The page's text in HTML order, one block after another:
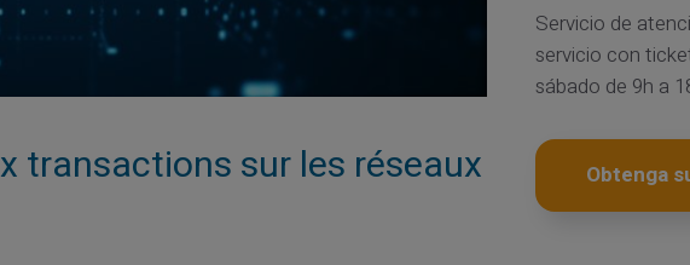
transactions sur les réseaux
Servicio de
servicio con
sábado de 9h a
Obtenga